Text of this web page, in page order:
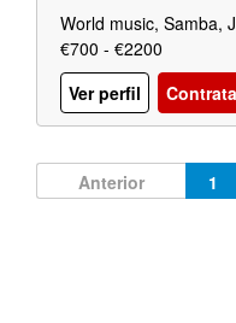
World music, Samba,
€700 - €2200
Ver perfil
Anterior 1